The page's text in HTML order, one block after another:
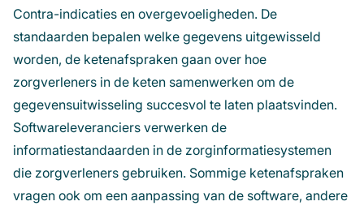
Contra-indicaties en overgevoeligheden. De
standaarden bepalen welke gegevens uitgewisseld
worden, de ketenafspraken gaan over hoe
zorgverleners in de keten samenwerken om de
gegevensuitwisseling succesvol te laten plaatsvinden.
Softwareleveranciers verwerken de
informatiestandaarden in de zorginformatiesystemen
die zorgverleners gebruiken. Sommige ketenafspraken
vragen ook om een aanpassing van de software, andere